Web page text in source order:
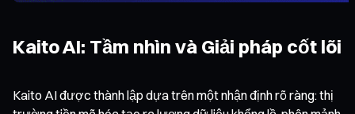
Kaito AI: Tầm nhìn và Giải pháp cốt lõi
Kaito AI được thành lập dựa trên một nhận định rõ ràng: thị